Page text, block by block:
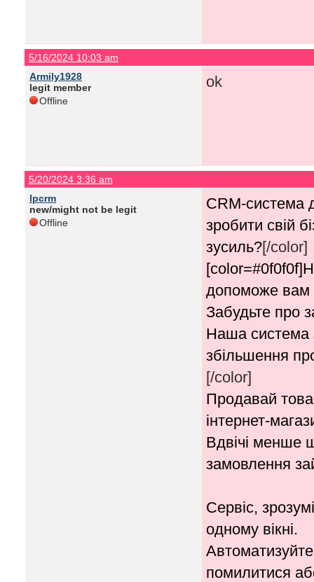
5/16/2024 10:03 am
Armily1928
legit member
Offline
ok
5/20/2024 3:36 am
lpcrm
new/might not be legit
Offline
CRM-система
зробити свій
зусиль?[/color]
допоможе вам
Забудьте про
Наша система
збільшення
[/color]
Продавай
інтернет-
Вдвічі менше
замовлення
Сервіс,
одному вікні.
Автоматизуйте
помилитися